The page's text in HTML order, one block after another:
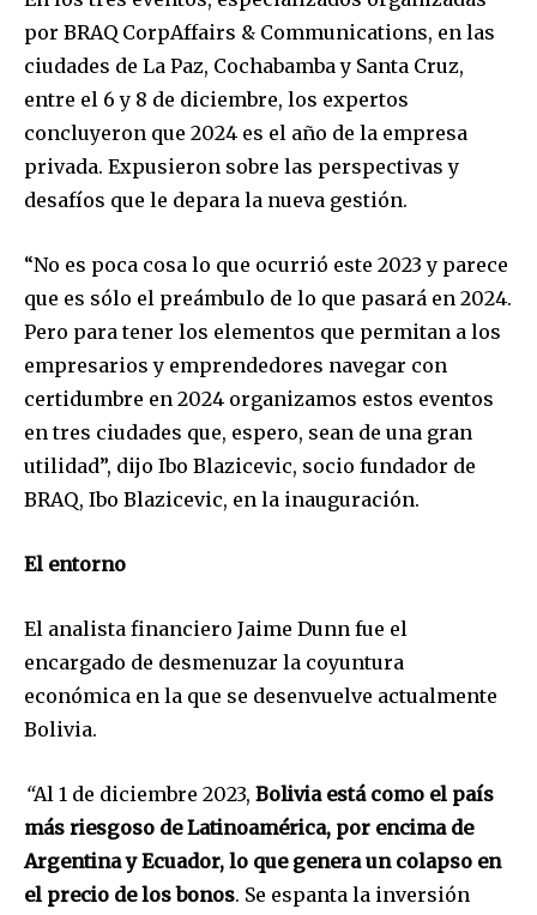
por BRAQ CorpAffairs & Communications, en las
ciudades de La Paz, Cochabamba y Santa Cruz,
entre el 6 y 8 de diciembre, los expertos
concluyeron que 2024 es el año de la empresa
privada. Expusieron sobre las perspectivas y
desafíos que le depara la nueva gestión.
“No es poca cosa lo que ocurrió este 2023 y parece
que es sólo el preámbulo de lo que pasará en 2024.
Pero para tener los elementos que permitan a los
empresarios y emprendedores navegar con
certidumbre en 2024 organizamos estos eventos
en tres ciudades que, espero, sean de una gran
utilidad”, dijo Ibo Blazicevic, socio fundador de
BRAQ, Ibo Blazicevic, en la inauguración.
El entorno
El analista financiero Jaime Dunn fue el
encargado de desmenuzar la coyuntura
económica en la que se desenvuelve actualmente
Bolivia.
“Al 1 de diciembre 2023, Bolivia está como el país
más riesgoso de Latinoamérica, por encima de
Argentina y Ecuador, lo que genera un colapso en
el precio de los bonos. Se espanta la inversión